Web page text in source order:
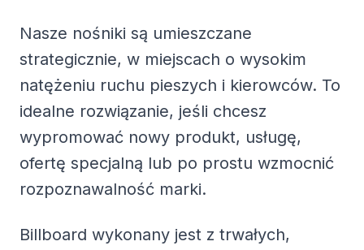
Nasze nośniki są umieszczane
strategicznie, w miejscach o wysokim
natężeniu ruchu pieszych i kierowców. To
idealne rozwiązanie, jeśli chcesz
wypromować nowy produkt, usługę,
ofertę specjalną lub po prostu wzmocnić
rozpoznawalność marki.
Billboard wykonany jest z trwałych,